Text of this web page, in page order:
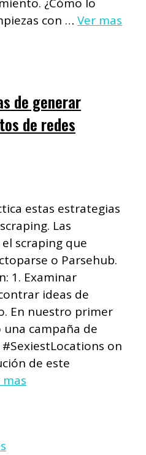
¿Cómo lo
con … Ver mas
de generar
de redes
estas estrategias
Las
scraping que
o Parsehub.
1. Examinar
ideas de
En nuestro primer
campaña de
on
de este
mas